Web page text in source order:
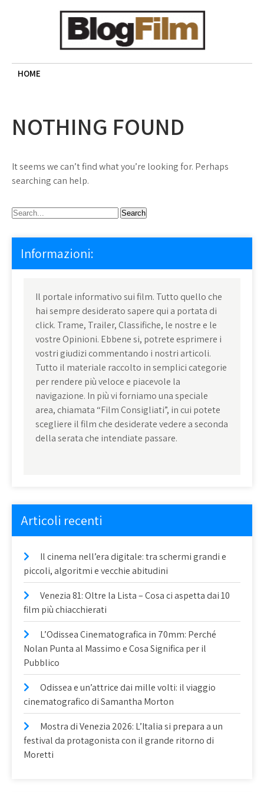
BLOG FILM
Cinema, recensioni e approfondimenti
HOME
NOTHING FOUND
It seems we can’t find what you’re looking for. Perhaps
searching can help.
Informazioni:
Il portale informativo sui film. Tutto quello che
hai sempre desiderato sapere qui a portata di
click. Trame, Trailer, Classifiche, le nostre e le
vostre Opinioni. Ebbene si, potrete esprimere i
vostri giudizi commentando i nostri articoli.
Tutto il materiale raccolto in semplici categorie
per rendere più veloce e piacevole la
navigazione. In più vi forniamo una speciale
area, chiamata “Film Consigliati”, in cui potete
scegliere il film che desiderate vedere a seconda
della serata che intendiate passare.
Articoli recenti
Il cinema nell’era digitale: tra schermi grandi e
piccoli, algoritmi e vecchie abitudini
Venezia 81: Oltre la Lista – Cosa ci aspetta dai 10
film più chiacchierati
L’Odissea Cinematografica in 70mm: Perché
Nolan Punta al Massimo e Cosa Significa per il
Pubblico
Odissea e un’attrice dai mille volti: il viaggio
cinematografico di Samantha Morton
Mostra di Venezia 2026: L’Italia si prepara a un
festival da protagonista con il grande ritorno di
Moretti